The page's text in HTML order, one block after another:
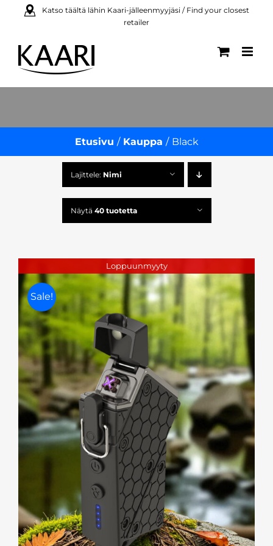
Katso täältä lähin Kaari-jälleenmyyjäsi / Find your closest
retailer
Etusivu Kauppa Black
Lajittele: Nimi
Näytä 40 tuotetta
Loppuunmyyty
Sale!